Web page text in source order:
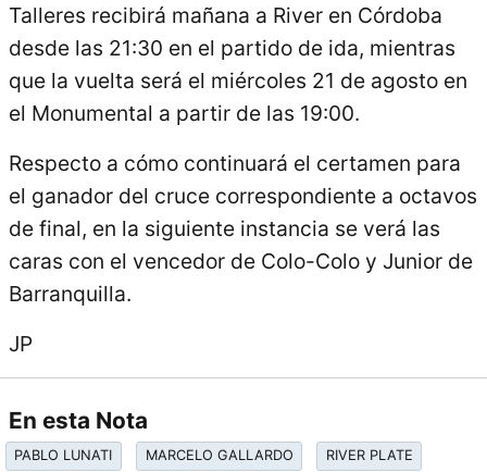
Talleres recibirá mañana a River en Córdoba
desde las 21:30 en el partido de ida, mientras
que la vuelta será el miércoles 21 de agosto en
el Monumental a partir de las 19:00.
Respecto a cómo continuará el certamen para
el ganador del cruce correspondiente a octavos
de final, en la siguiente instancia se verá las
caras con el vencedor de Colo-Colo y Junior de
Barranquilla.
JP
En esta Nota
PABLO LUNATI MARCELO GALLARDO RIVER PLATE